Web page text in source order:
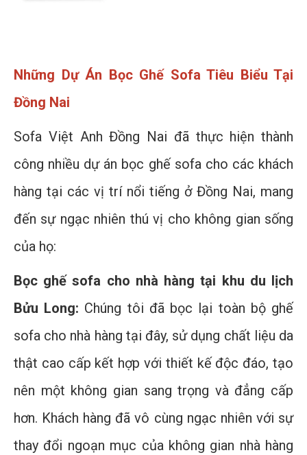
Những Dự Án Bọc Ghế Sofa Tiêu Biểu Tại
Đồng Nai
Sofa Việt Anh Đồng Nai đã thực hiện thành
công nhiều dự án bọc ghế sofa cho các khách
hàng tại các vị trí nổi tiếng ở Đồng Nai, mang
đến sự ngạc nhiên thú vị cho không gian sống
của họ:
Bọc ghế sofa cho nhà hàng tại khu du lịch
Bửu Long: Chúng tôi đã bọc lại toàn bộ ghế
sofa cho nhà hàng tại đây, sử dụng chất liệu da
thật cao cấp kết hợp với thiết kế độc đáo, tạo
nên một không gian sang trọng và đẳng cấp
hơn. Khách hàng đã vô cùng ngạc nhiên với sự
thay đổi ngoạn mục của không gian nhà hàng